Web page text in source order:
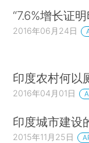
“7.6%增长证
2016年06月24日
印度农村何以
2016年04月01日
印度城市建设
2015年11月25日